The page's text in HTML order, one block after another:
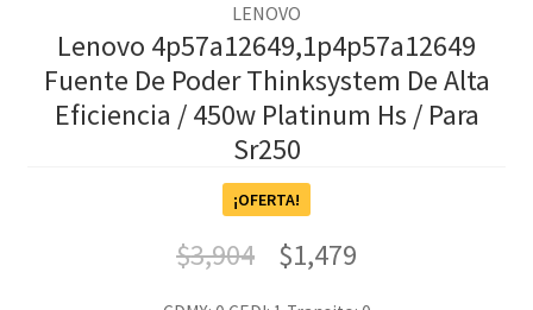
LENOVO
Lenovo 4p57a12649,1p4p57a12649
Fuente De Poder Thinksystem De Alta
Eficiencia / 450w Platinum Hs / Para
Sr250
¡OFERTA!
$3,904 $1,479